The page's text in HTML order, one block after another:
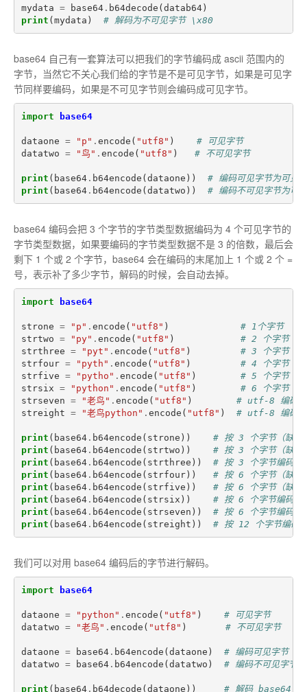
mydata = base64. b64decode (datab64)
print (mydata ) # 解码为不可见字节 \x80
base64 自己有一套算法可以把我们的字节编码成 ascii 范围内的
字节，当然它不关心我们给的字节是不是可见字节，如果是可见字
节同样要编码，如果是不可见字节则会编码成可见字节。
import base64
dataone = "p" . encode ( "utf8" )
# 可见字节
datatwo = "鸟" . encode ( "utf8" ) # 不可见字节
print ( base64. b64encode (dataone ))
# 编码可见字节为可见
print ( base64. b64encode (datatwo )) # 编码不可见字节为可
base64 编码会把 3 个字节的字节类型数据编码为 4 个可见字节的
字节类型数据，如果要编码的字节类型数据不是 3 的倍数，最后会
剩下 1 个或 2 个字节，base64 会在编码的末尾加上 1 个或 2 个 =
号，表示补了多少字节，解码的时候，会自动去掉。
import base64
strone = "p" . encode ( "utf8" )
# 1个字节
strtwo = "py" . encode ( "utf8" )
# 2 个字节
strthree = "pyt" . encode ( "utf8" )
# 3 个字节
strfour = "pyth" . encode ( "utf8" )
# 4 个字节
strfive = "pytho" . encode ( "utf8" )
# 5 个字节
strsix = "python" . encode ( "utf8" )
# 6 个字节
strseven = "老鸟" . encode ( "utf8" )
# utf-8 编码，
streight = "老鸟python" . encode ( "utf8" ) # utf-8 编码，
print ( base64. b64encode ( strone ))
# 按 3 个字节（缺
print ( base64. b64encode ( strtwo ))
# 按 3 个字节（缺
print ( base64. b64encode ( strthree ))
# 按 3 个字节编码
print ( base64. b64encode ( strfour))
# 按 6 个字节（缺
print ( base64. b64encode ( strfive ))
# 按 6 个字节（缺
print ( base64. b64encode ( strsix ))
# 按 6 个字节编码
print ( base64. b64encode ( strseven ))
# 按 6 个字节编码
print ( base64. b64encode ( streight )) # 按 12 个字节编码
我们可以对用 base64 编码后的字节进行解码。
import base64
dataone = "python" . encode ( "utf8" )
# 可见字节
datatwo = "老鸟" . encode ( "utf8" ) # 不可见字节
dataone = base64. b64encode (dataone )
# 编码可见字节
datatwo = base64. b64encode (datatwo ) # 编码不可见字节
print ( base64. b64decode (dataone )) # 解码 base64 编